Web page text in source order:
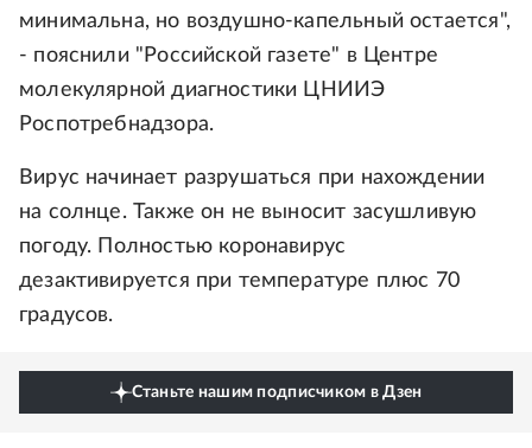
минимальна, но воздушно-капельный остается",
- пояснили "Российской газете" в Центре
молекулярной диагностики ЦНИИЭ
Роспотребнадзора.
Вирус начинает разрушаться при нахождении
на солнце. Также он не выносит засушливую
погоду. Полностью коронавирус
дезактивируется при температуре плюс 70
градусов.
Станьте нашим подписчиком в Дзен